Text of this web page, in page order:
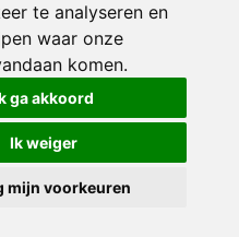
te analyseren en
waar onze
komen.
ga akkoord
Ik weiger
mijn voorkeuren